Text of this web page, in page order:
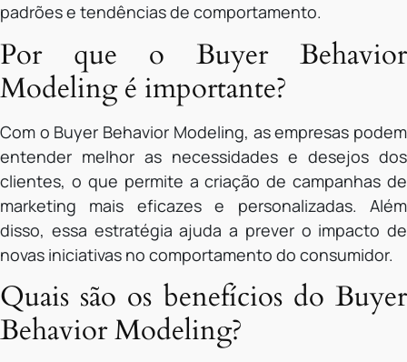
padrões e tendências de comportamento.
Por que o Buyer Behavior
Modeling é importante?
Com o Buyer Behavior Modeling, as empresas podem
entender melhor as necessidades e desejos dos
clientes, o que permite a criação de campanhas de
marketing mais eficazes e personalizadas. Além
disso, essa estratégia ajuda a prever o impacto de
novas iniciativas no comportamento do consumidor.
Quais são os benefícios do Buyer
Behavior Modeling?